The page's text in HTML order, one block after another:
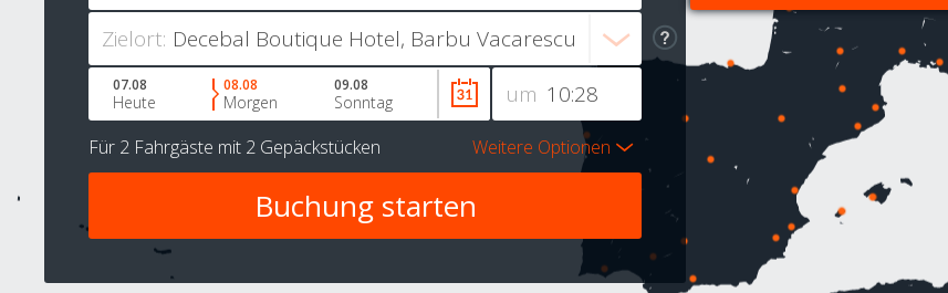
Zielort:
um
07.08
Heute
08.08
Morgen
09.08
Sonntag
Für 2 Fahrgäste mit 2 Gepäckstücken Weitere Optionen